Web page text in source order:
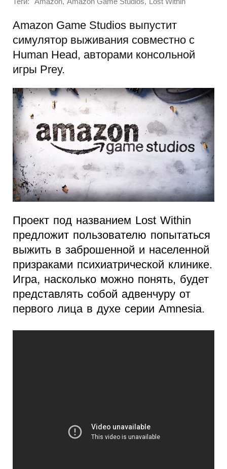
Amazon Amazon Game Studios Lost Within
Amazon Game Studios выпустит
симулятор выживания совместно с
Human Head, авторами консольной
игры Prey.
Проект под названием Lost Within
предложит пользователю попытаться
выжить в заброшенной и населенной
призраками психиатрической клинике.
Игра, насколько можно понять, будет
представлять собой адвенчуру от
первого лица в духе серии Amnesia.